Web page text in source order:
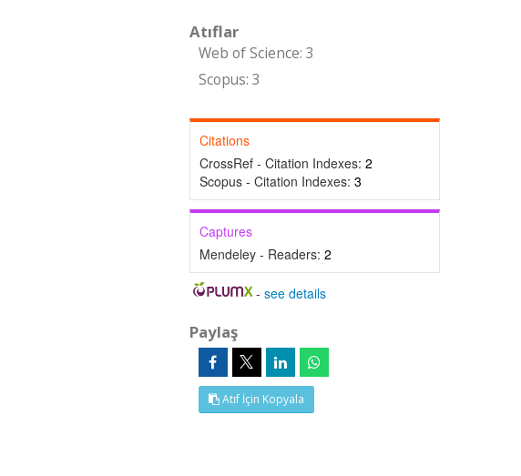
Atıflar
Web of Science: 3
Scopus: 3
Citations
CrossRef - Citation Indexes: 2
Scopus - Citation Indexes: 3
Captures
Mendeley - Readers: 2
-see details
Paylaş
Atıf İçin Kopyala